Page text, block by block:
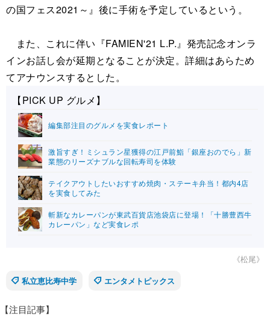
の国フェス2021～』後に手術を予定しているという。
また、これに伴い『FAMIEN'21 L.P.』発売記念オンラ
インお話し会が延期となることが決定。詳細はあらため
てアナウンスするとした。
【PICK UP グルメ】
編集部注目のグルメを実食レポート
激旨すぎ！ミシュラン星獲得の江戸前鮨「銀座おのでら」新
業態のリーズナブルな回転寿司を体験
テイクアウトしたいおすすめ焼肉・ステーキ弁当！都内4店
を実食してみた
斬新なカレーパンが東武百貨店池袋店に登場！「十勝豊西牛
カレーパン」など実食レポ
《松尾》
私立恵比寿中学
エンタメトピックス
【注目記事】